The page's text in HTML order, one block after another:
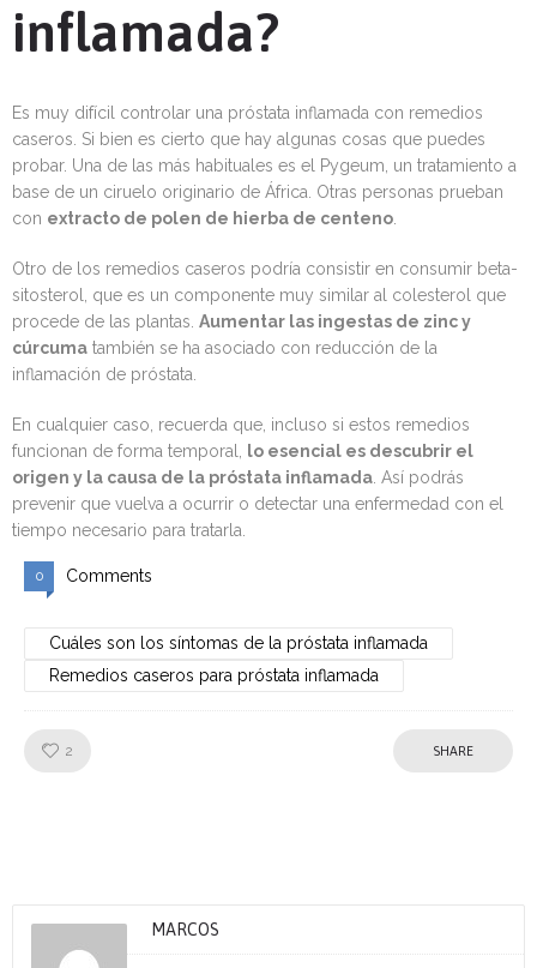
inflamada?
Es muy difícil controlar una próstata inflamada con remedios
caseros. Si bien es cierto que hay algunas cosas que puedes
probar. Una de las más habituales es el Pygeum, un tratamiento a
base de un ciruelo originario de África. Otras personas prueban
con extracto de polen de hierba de centeno
Otro de los remedios caseros podría consistir en consumir beta-
sitosterol, que es un componente muy similar al colesterol que
procede de las plantas. Aumentar las ingestas de zinc y
cúrcuma también se ha asociado con reducción de la
inflamación de próstata.
En cualquier caso, recuerda que, incluso si estos remedios
funcionan de forma temporal,
lo esencial es descubrir el
origen y la causa de la próstata inflamada . Así podrás
prevenir que vuelva a ocurrir o detectar una enfermedad con el
tiempo necesario para tratarla.
0 Comments
Cuáles son los síntomas de la próstata inflamada
Remedios caseros para próstata inflamada
2 SHARE
MARCOS